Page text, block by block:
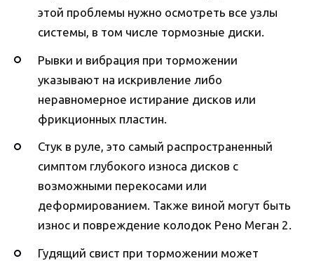
этой проблемы нужно осмотреть все узлы
системы, в том числе тормозные диски.
Рывки и вибрация при торможении
указывают на искривление либо
неравномерное истирание дисков или
фрикционных пластин.
Стук в руле, это самый распространенный
симптом глубокого износа дисков с
возможными перекосами или
деформированием. Также виной могут быть
износ и повреждение колодок Рено Меган 2.
Гудящий свист при торможении может